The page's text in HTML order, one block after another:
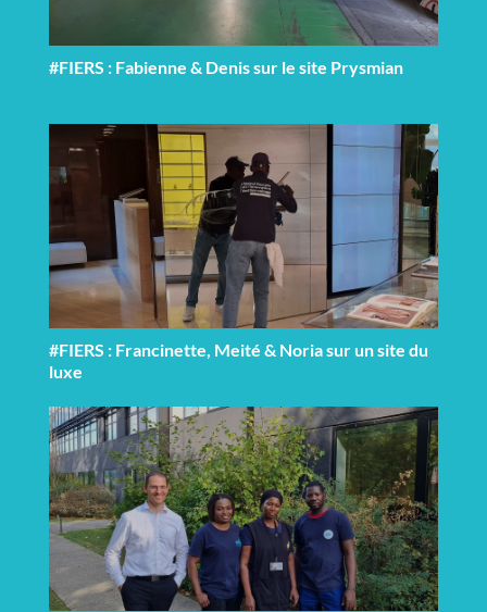
#FIERS : Fabienne & Denis sur le site Prysmian
#FIERS : Francinette, Meité & Noria sur un site du
luxe